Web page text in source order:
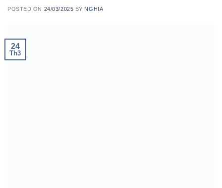
POSTED ON 24/03/2025 BY NGHIA
24
Th3